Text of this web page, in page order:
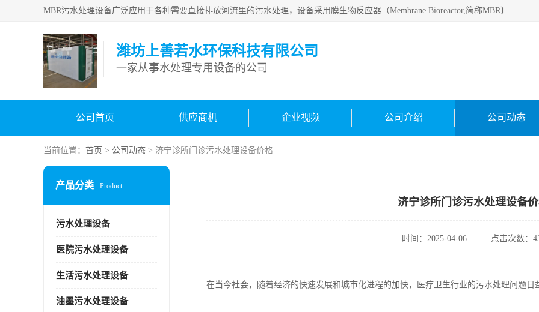
MBR污水处理设备广泛应用于各种需要直接排放河流里的污水处理，设备采用膜生物反应器（Membrane Bioreactor,简称MBR〕技术，取代了传统工艺中的二沉池，它可以*地进行固液分离，得到直接使用的稳定中水，又可在生物池内维持高浓度的微生物量，工艺剩余污泥少，极有效地去除氨氮，出水悬浮物和浊度接近于零，出水中细菌和病毒被大幅度去除，能耗低，占地面积小。
潍坊上善若水环保科技有限公司
一家从事水处理专用设备的公司
公司首页 供应商机 企业视频 公司介绍 公司动态
当前位置： 首页 > 公司动态 > 济宁诊所门诊污水处理设备价格
产品分类 Product
污水处理设备
医院污水处理设备
生活污水处理设备
油墨污水处理设备
济宁诊所门诊污水处理设备
时间：2025-04-06 点击次数：
在当今社会，随着经济的快速发展和城市化进程的加快，医疗卫生行业的污水处理问题日